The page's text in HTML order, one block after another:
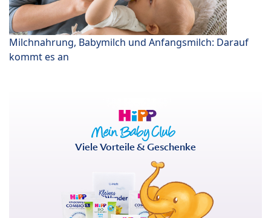
Milchnahrung, Babymilch und Anfangsmilch: Darauf
kommt es an
Viele Vorteile & Geschenke